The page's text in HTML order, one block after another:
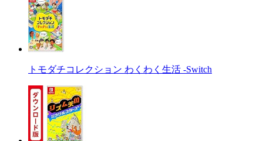
トモダチコレクション わくわく生活 -Switch